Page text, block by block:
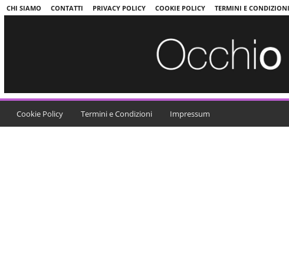
CHI SIAMO CONTATTI PRIVACY POLICY COOKIE POLICY TERMINI E CONDIZIONI
Cookie Policy Termini e Condizioni Impressum